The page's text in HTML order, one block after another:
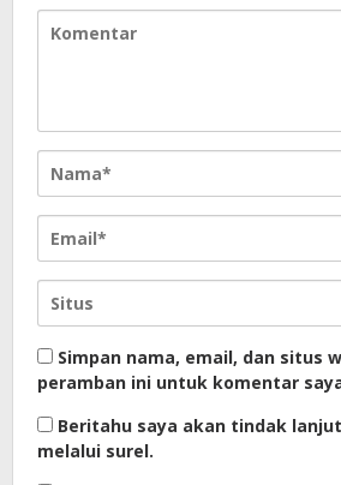
Simpan nama, email, dan situs
peramban ini untuk komentar
Beritahu saya akan tindak
melalui surel.